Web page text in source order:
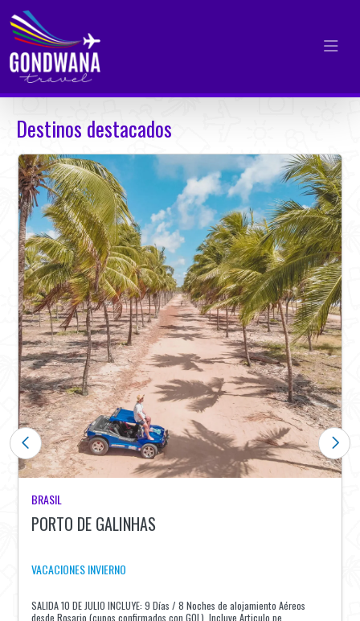
Destinos destacados
BRASIL
PORTO DE GALINHAS
VACACIONES INVIERNO
SALIDA 10 DE JULIO INCLUYE: 9 Días / 8 Noches de alojamiento Aéreos
desde Rosario (cupos confirmados con GOL). Incluye Articulo pe